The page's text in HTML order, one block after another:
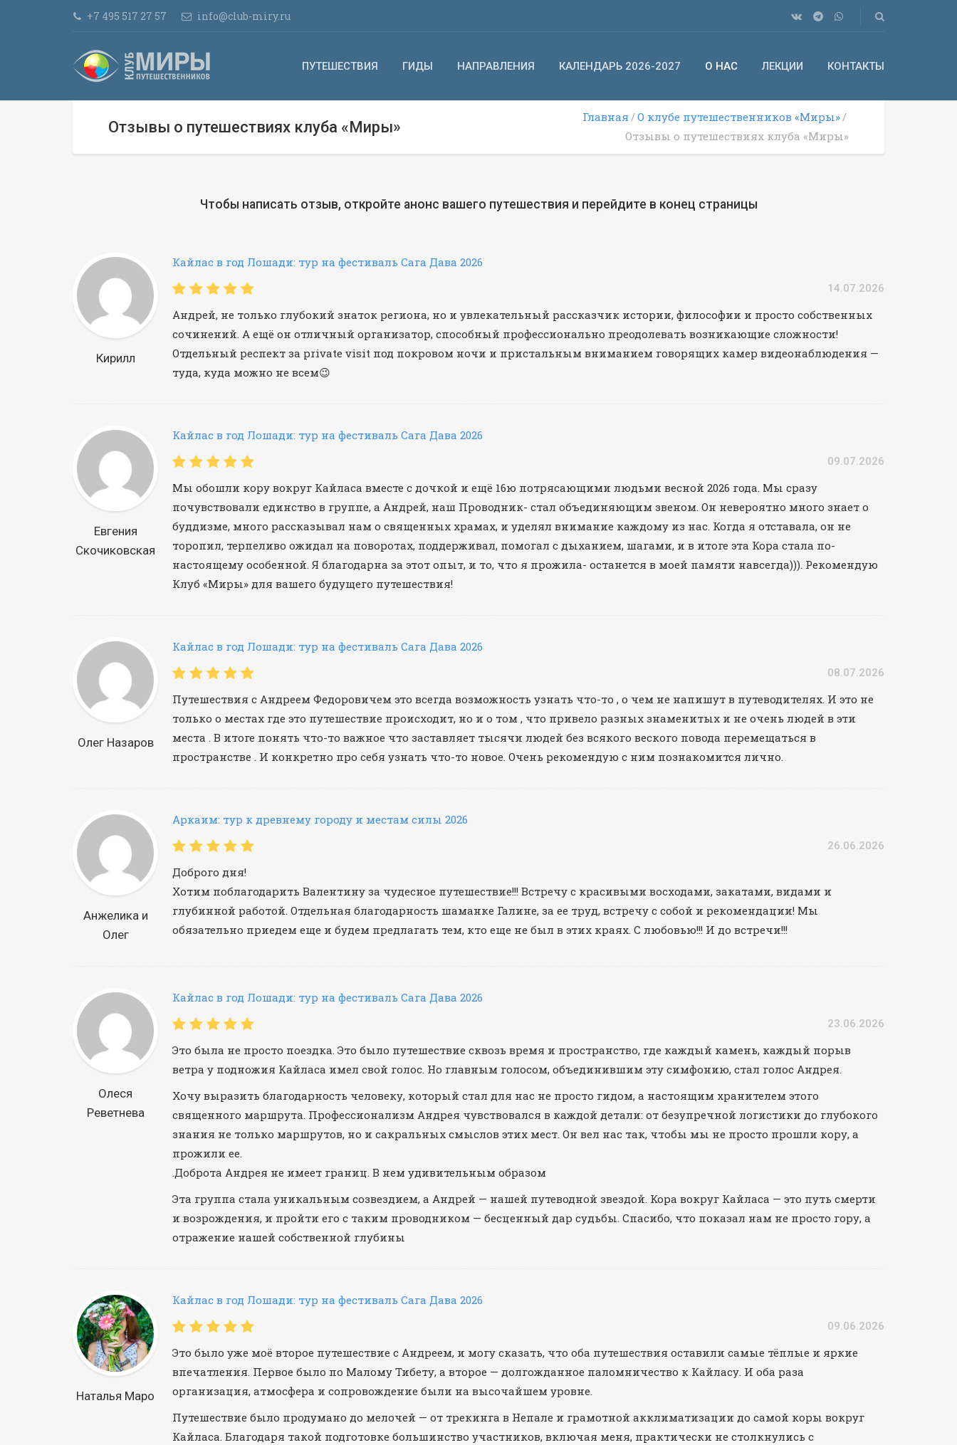
+7 495 517 27 57 info@club-miry.ru
ПУТЕШЕСТВИЯ ГИДЫ НАПРАВЛЕНИЯ КАЛЕНДАРЬ 2026-2027 О НАС ЛЕКЦИИ КОНТАКТЫ
Отзывы о путешествиях клуба «Миры»
Главная
О клубе путешественников «Миры»
Отзывы о путешествиях клуба «Миры»
Чтобы написать отзыв, откройте анонс вашего путешествия и перейдите в конец страницы
Кайлас в год Лошади: тур на фестиваль Сага Дава 2026
Кирилл
14.07.2026
Андрей, не только глубокий знаток региона, но и увлекательный рассказчик истории, философии и просто собственных
сочинений. А ещё он отличный организатор, способный профессионально преодолевать возникающие сложности!
Отдельный респект за private visit под покровом ночи и пристальным вниманием говорящих камер видеонаблюдения —
туда, куда можно не всем😉
Кайлас в год Лошади: тур на фестиваль Сага Дава 2026
Евгения
Скочиковская
09.07.2026
Мы обошли кору вокруг Кайласа вместе с дочкой и ещё 16ю потрясающими людьми весной 2026 года. Мы сразу
почувствовали единство в группе, а Андрей, наш Проводник- стал объединяющим звеном. Он невероятно много знает о
буддизме, много рассказывал нам о священных храмах, и уделял внимание каждому из нас. Когда я отставала, он не
торопил, терпеливо ожидал на поворотах, поддерживал, помогал с дыханием, шагами, и в итоге эта Кора стала по-
настоящему особенной. Я благодарна за этот опыт, и то, что я прожила- останется в моей памяти навсегда))). Рекомендую
Клуб «Миры» для вашего будущего путешествия!
Кайлас в год Лошади: тур на фестиваль Сага Дава 2026
Олег Назаров
08.07.2026
Путешествия с Андреем Федоровичем это всегда возможность узнать что-то , о чем не напишут в путеводителях. И это не
только о местах где это путешествие происходит, но и о том , что привело разных знаменитых и не очень людей в эти
места . В итоге понять что-то важное что заставляет тысячи людей без всякого веского повода перемещаться в
пространстве . И конкретно про себя узнать что-то новое. Очень рекомендую с ним познакомится лично.
Аркаим: тур к древнему городу и местам силы 2026
Анжелика и
Олег
26.06.2026
Доброго дня!
Хотим поблагодарить Валентину за чудесное путешествие!!! Встречу с красивыми восходами, закатами, видами и
глубинной работой. Отдельная благодарность шаманке Галине, за ее труд, встречу с собой и рекомендации! Мы
обязательно приедем еще и будем предлагать тем, кто еще не был в этих краях. С любовью!!! И до встречи!!!
Кайлас в год Лошади: тур на фестиваль Сага Дава 2026
Олеся
Реветнева
23.06.2026
Это была не просто поездка. Это было путешествие сквозь время и пространство, где каждый камень, каждый порыв
ветра у подножия Кайласа имел свой голос. Но главным голосом, объединившим эту симфонию, стал голос Андрея.
Хочу выразить благодарность человеку, который стал для нас не просто гидом, а настоящим хранителем этого
священного маршрута. Профессионализм Андрея чувствовался в каждой детали: от безупречной логистики до глубокого
знания не только маршрутов, но и сакральных смыслов этих мест. Он вел нас так, чтобы мы не просто прошли кору, а
прожили ее.
.Доброта Андрея не имеет границ. В нем удивительным образом
Эта группа стала уникальным созвездием, а Андрей — нашей путеводной звездой. Кора вокруг Кайласа — это путь смерти
и возрождения, и пройти его с таким проводником — бесценный дар судьбы. Спасибо, что показал нам не просто гору, а
отражение нашей собственной глубины
Кайлас в год Лошади: тур на фестиваль Сага Дава 2026
Наталья Маро
09.06.2026
Это было уже моё второе путешествие с Андреем, и могу сказать, что оба путешествия оставили самые тёплые и яркие
впечатления. Первое было по Малому Тибету, а второе — долгожданное паломничество к Кайласу. И оба раза
организация, атмосфера и сопровождение были на высочайшем уровне.
Путешествие было продумано до мелочей — от трекинга в Непале и грамотной акклиматизации до самой коры вокруг
Кайласа. Благодаря такой подготовке большинство участников, включая меня, практически не столкнулись с